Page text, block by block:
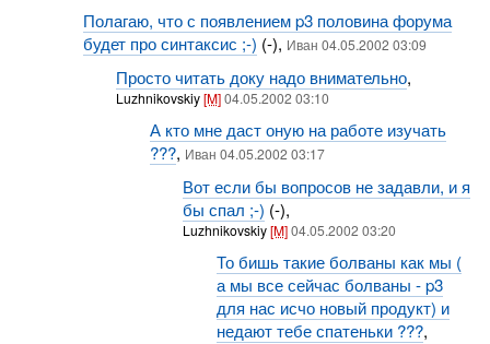
Полагаю, что с появлением p3 половина форума
будет про синтаксис ;-) (-), Иван 04.05.2002 03:09
Просто читать доку надо внимательно,
Luzhnikovskiy[M]04.05.2002 03:10
А кто мне даст оную на работе изучать
???, Иван 04.05.2002 03:17
Вот если бы вопросов не задавли, и я
бы спал ;-) (-),
Luzhnikovskiy[M]04.05.2002 03:20
То бишь такие болваны как мы (
а мы все сейчас болваны - p3
для нас исчо новый продукт) и
недают тебе спатеньки ???,